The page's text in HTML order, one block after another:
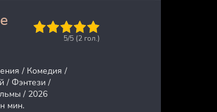
5/5 (2 гол.)
/ Комедия /
/ Фэнтези /
/ 2026
мин.